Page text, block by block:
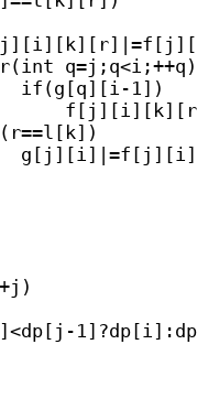
q=j;q<i;++q)
if(g[q][i-1])